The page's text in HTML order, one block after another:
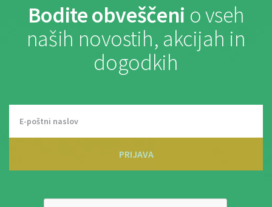
Bodite obveščeni o vseh
naših novostih, akcijah in
dogodkih
PRIJAVA